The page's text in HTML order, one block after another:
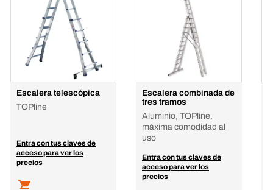
Escalera telescópica
TOPline
Entra con tus claves de
acceso para ver los
precios
Escalera combinada de
tres tramos
Aluminio, TOPline,
máxima comodidad al
uso
Entra con tus claves de
acceso para ver los
precios